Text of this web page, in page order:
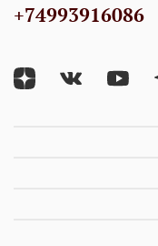
+74993916086